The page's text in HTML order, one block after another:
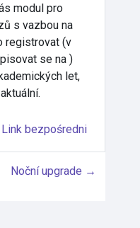
modul pro
s vazbou na
registrovat (v
se na )
let,
Link bezpośredni
Noční upgrade →